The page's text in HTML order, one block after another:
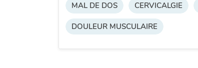
MAL DE DOS CERVICALGIE
DOULEUR MUSCULAIRE